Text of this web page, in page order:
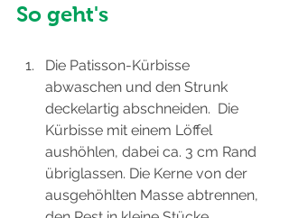
So geht's
Die Patisson-Kürbisse
abwaschen und den Strunk
deckelartig abschneiden.  Die
Kürbisse mit einem Löffel
aushöhlen, dabei ca. 3 cm Rand
übriglassen. Die Kerne von der
ausgehöhlten Masse abtrennen,